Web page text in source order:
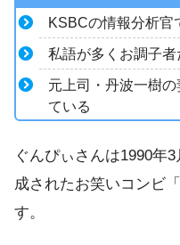
KSBCの情報分析官
私語が多くお調子
元上司・丹波一樹
ている
ぐんぴぃさんは1990年
成されたお笑いコンビ
す。